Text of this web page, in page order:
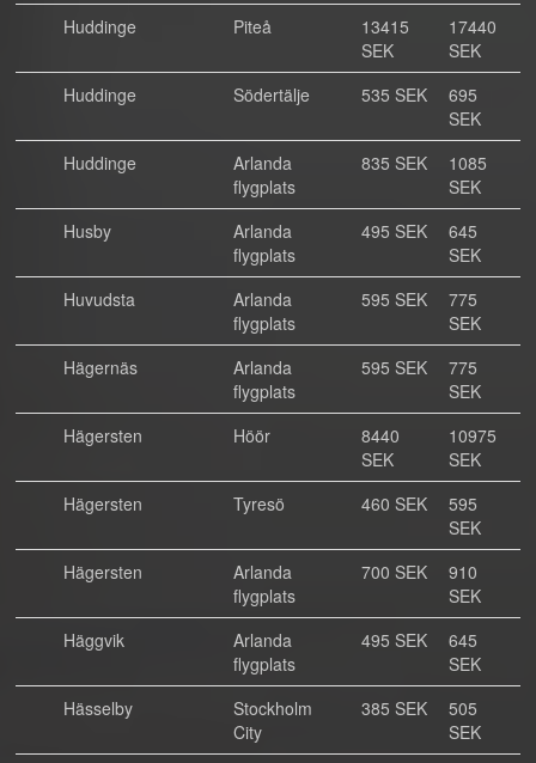
Huddinge
Piteå
13415
SEK
17440
SEK
Huddinge
Södertälje 535 SEK
695
SEK
Huddinge
Arlanda
flygplats
835 SEK
1085
SEK
Husby
Arlanda
flygplats
495 SEK
645
SEK
Huvudsta
Arlanda
flygplats
595 SEK
775
SEK
Hägernäs
Arlanda
flygplats
595 SEK
775
SEK
Hägersten
Höör
8440
SEK
10975
SEK
Hägersten
Tyresö 460 SEK
595
SEK
Hägersten
Arlanda
flygplats
700 SEK
910
SEK
Häggvik
Arlanda
flygplats
495 SEK
645
SEK
Hässelby
Stockholm
City
385 SEK
505
SEK